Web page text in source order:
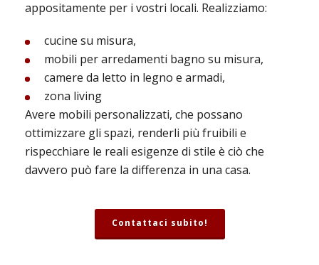
appositamente per i vostri locali. Realizziamo:
cucine su misura,
mobili per arredamenti bagno su misura,
camere da letto in legno e armadi,
zona living
Avere mobili personalizzati, che possano
ottimizzare gli spazi, renderli più fruibili e
rispecchiare le reali esigenze di stile è ciò che
davvero può fare la differenza in una casa.
Contattaci subito!